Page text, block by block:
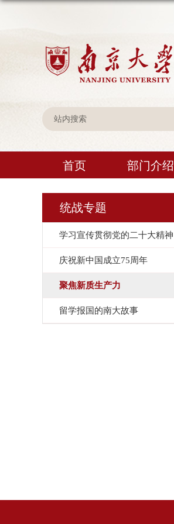
首页 部门介绍
统战专题
学习宣传贯彻党的二十大精神
庆祝新中国成立75周年
聚焦新质生产力
留学报国的南大故事